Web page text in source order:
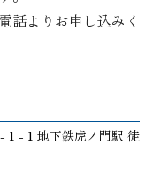
話よりお申し込みく
1 - 1 地下鉄虎ノ門駅 徒